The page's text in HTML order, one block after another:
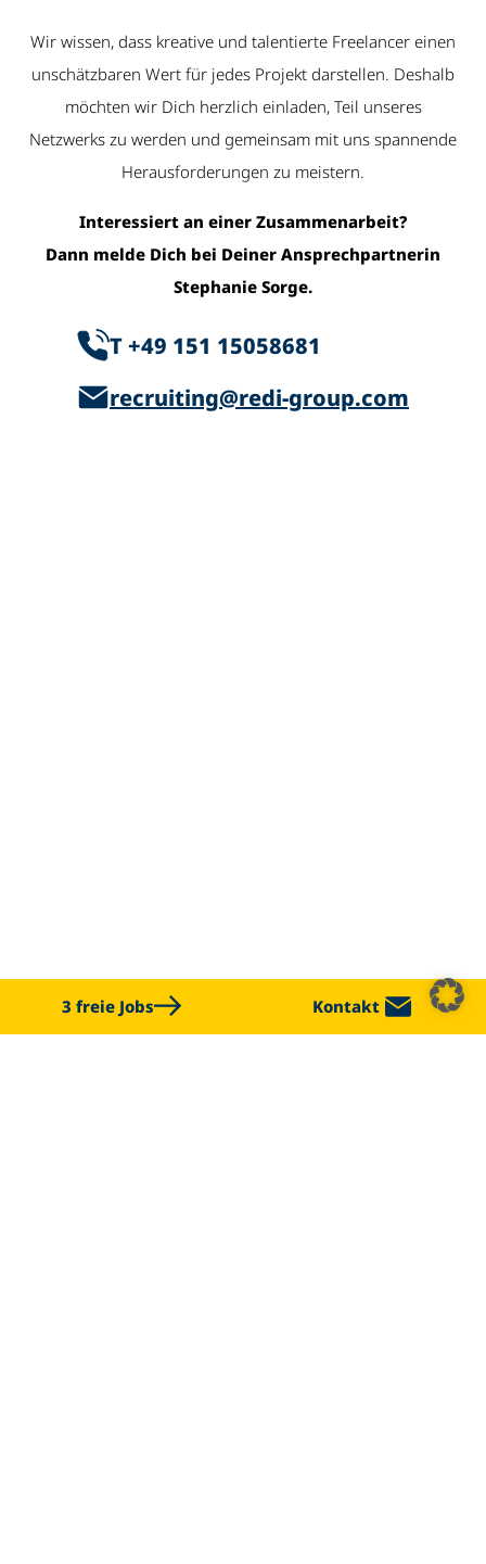
Wir wissen, dass kreative und talentierte Freelancer einen
unschätzbaren Wert für jedes Projekt darstellen. Deshalb
möchten wir Dich herzlich einladen, Teil unseres
Netzwerks zu werden und gemeinsam mit uns spannende
Herausforderungen zu meistern.
Interessiert an einer Zusammenarbeit?
Dann melde Dich bei Deiner Ansprechpartnerin
Stephanie Sorge.
T +49 151 15058681
recruiting@redi-group.com
3 freie Jobs Kontakt